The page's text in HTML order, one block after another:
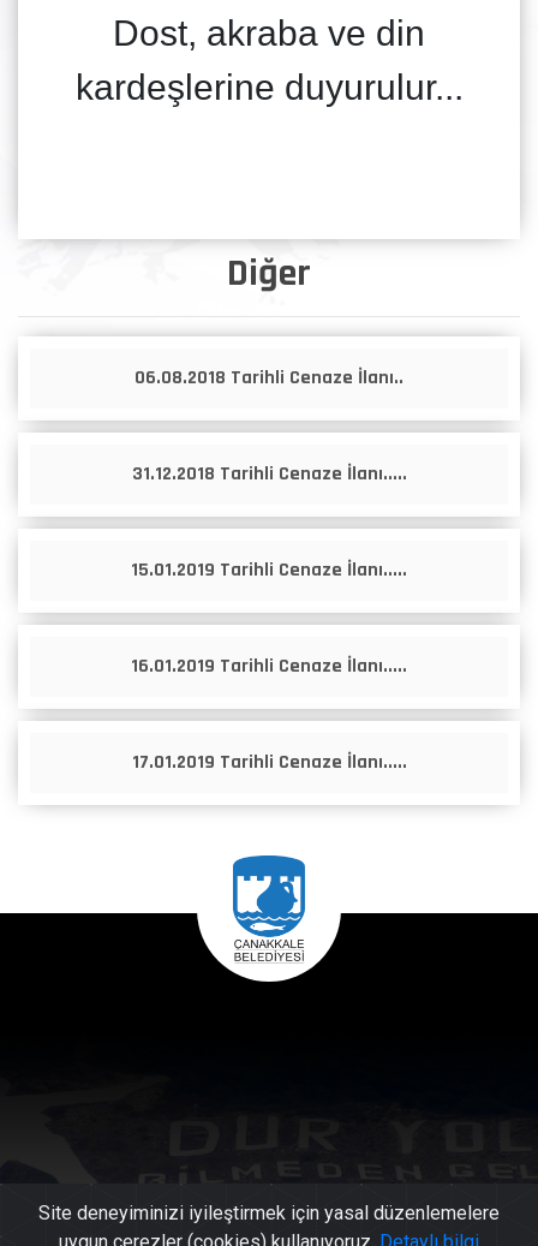
Diğer
06.08.2018 Tarihli Cenaze İlanı..
31.12.2018 Tarihli Cenaze İlanı.....
15.01.2019 Tarihli Cenaze İlanı.....
16.01.2019 Tarihli Cenaze İlanı.....
17.01.2019 Tarihli Cenaze İlanı.....
Dost, akraba ve din
kardeşlerine duyurulur...
Site deneyiminizi iyileştirmek için yasal düzenlemelere